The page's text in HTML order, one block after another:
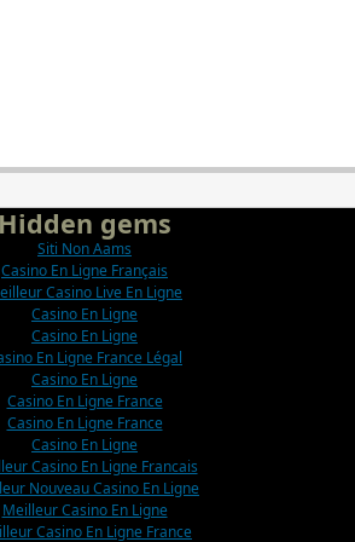
Hidden gems
Siti Non Aams
Casino En Ligne Français
Casino Live En Ligne
Casino En Ligne
Casino En Ligne
En Ligne France Légal
Casino En Ligne
Casino En Ligne France
Casino En Ligne France
Casino En Ligne
Casino En Ligne Francais
Nouveau Casino En Ligne
Meilleur Casino En Ligne
Casino En Ligne France